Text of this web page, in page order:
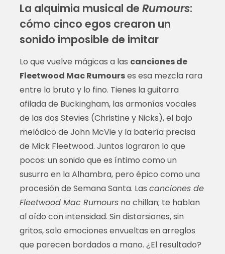
La alquimia musical de Rumours:
cómo cinco egos crearon un
sonido imposible de imitar
Lo que vuelve mágicas a las canciones de
Fleetwood Mac Rumourses esa mezcla rara
entre lo bruto y lo fino. Tienes la guitarra
afilada de Buckingham, las armonías vocales
de las dos Stevies (Christine y Nicks), el bajo
melódico de John McVie y la batería precisa
de Mick Fleetwood. Juntos lograron lo que
pocos: un sonido que es íntimo como un
susurro en la Alhambra, pero épico como una
procesión de Semana Santa. Las canciones de
Fleetwood Mac Rumoursno chillan; te hablan
al oído con intensidad. Sin distorsiones, sin
gritos, solo emociones envueltas en arreglos
que parecen bordados a mano. ¿El resultado?